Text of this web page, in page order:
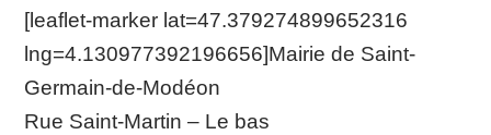
[leaflet-marker lat=47.379274899652316
lng=4.130977392196656]Mairie de Saint-
Germain-de-Modéon
Rue Saint-Martin – Le bas